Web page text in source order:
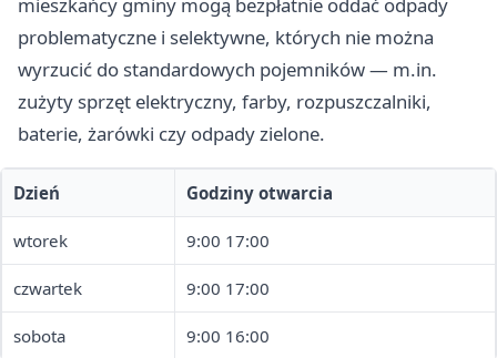
mieszkańcy gminy mogą bezpłatnie oddać odpady
problematyczne i selektywne, których nie można
wyrzucić do standardowych pojemników — m.in.
zużyty sprzęt elektryczny, farby, rozpuszczalniki,
baterie, żarówki czy odpady zielone.
Dzień Godziny otwarcia
wtorek 9:00 17:00
czwartek 9:00 17:00
sobota 9:00 16:00